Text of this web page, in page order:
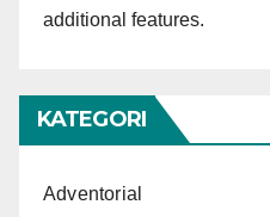
additional features.
KATEGORI
Adventorial